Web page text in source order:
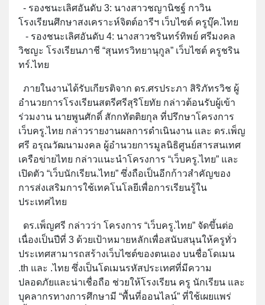
- รองชนะเลิศอันดับ 3: นางสาวชญานิชฐ์ กาวิน
โรงเรียนศึกษาสงเคราะห์จิตต์อารีฯ เว็บไซต์ ครูบุ๊ค.ไทย
- รองชนะเลิศอันดับ 4: นางสาวชรินทร์ทิพย์ ศรีมงคล
วิชญะ โรงเรียนภาชี “สุนทรวิทยานุกูล” เว็บไซต์ ครูชริน
ทร์.ไทย
ภายในงานได้รับเกียรติจาก ดร.ศรประภา สิริภัทรวิช ผู้
อำนวยการโรงเรียนสตรีศรีสุริโยทัย กล่าวต้อนรับผู้เข้า
ร่วมงาน นายพูนศักดิ์ สักกทัตติยกุล ที่ปรึกษาโครงการ
เว็บครู.ไทย กล่าวรายงานผลการดำเนินงาน และ ดร.เพ็ญ
ศรี อรุณวัฒนามงคล ผู้อำนวยการมูลนิธิศูนย์สารสนเทศ
เครือข่ายไทย กล่าวแนะนำโครงการ “เว็บครู.ไทย” และ
เปิดตัว “เว็บนักเรียน.ไทย” ซึ่งถือเป็นอีกก้าวสำคัญของ
การส่งเสริมการใช้เทคโนโลยีเพื่อการเรียนรู้ใน
ประเทศไทย
ดร.เพ็ญศรี กล่าวว่า โครงการ “เว็บครู.ไทย” จัดขึ้นต่อ
เนื่องเป็นปีที่ 3 ด้วยเป้าหมายหลักเพื่อสนับสนุนให้ครูทั่ว
ประเทศสามารถสร้างเว็บไซต์ของตนเอง บนชื่อโดเมน
.th และ .ไทย ซึ่งเป็นโดเมนรหัสประเทศที่มีความ
ปลอดภัยและน่าเชื่อถือ ช่วยให้โรงเรียน ครู นักเรียน และ
บุคลากรทางการศึกษามี “พื้นที่ออนไลน์” ที่ใช้เผยแพร่